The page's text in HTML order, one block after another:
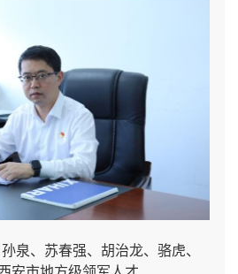
泉、苏春强、胡治龙、骆虎、